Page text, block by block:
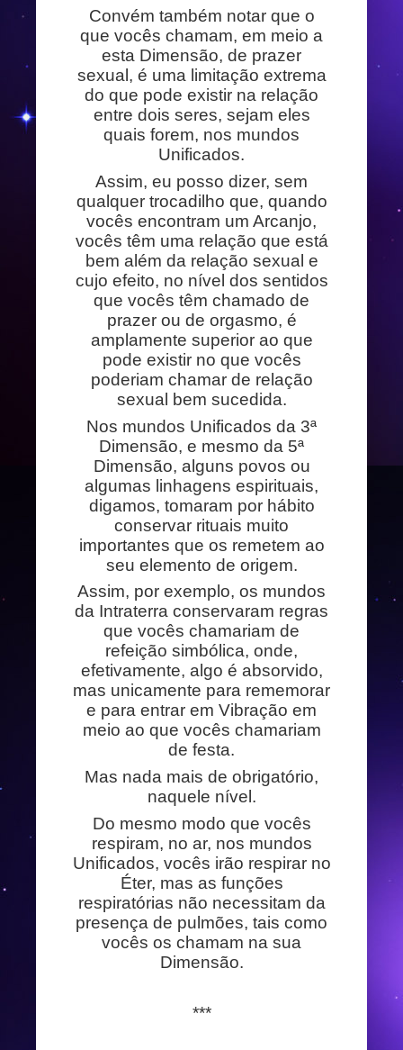
Convém também notar que o
que vocês chamam, em meio a
esta Dimensão, de prazer
sexual, é uma limitação extrema
do que pode existir na relação
entre dois seres, sejam eles
quais forem, nos mundos
Unificados.
Assim, eu posso dizer, sem
qualquer trocadilho que, quando
vocês encontram um Arcanjo,
vocês têm uma relação que está
bem além da relação sexual e
cujo efeito, no nível dos sentidos
que vocês têm chamado de
prazer ou de orgasmo, é
amplamente superior ao que
pode existir no que vocês
poderiam chamar de relação
sexual bem sucedida.
Nos mundos Unificados da 3ª
Dimensão, e mesmo da 5ª
Dimensão, alguns povos ou
algumas linhagens espirituais,
digamos, tomaram por hábito
conservar rituais muito
importantes que os remetem ao
seu elemento de origem.
Assim, por exemplo, os mundos
da Intraterra conservaram regras
que vocês chamariam de
refeição simbólica, onde,
efetivamente, algo é absorvido,
mas unicamente para rememorar
e para entrar em Vibração em
meio ao que vocês chamariam
de festa.
Mas nada mais de obrigatório,
naquele nível.
Do mesmo modo que vocês
respiram, no ar, nos mundos
Unificados, vocês irão respirar no
Éter, mas as funções
respiratórias não necessitam da
presença de pulmões, tais como
vocês os chamam na sua
Dimensão.
***